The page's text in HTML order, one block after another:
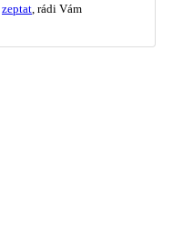
zeptat , rádi Vám